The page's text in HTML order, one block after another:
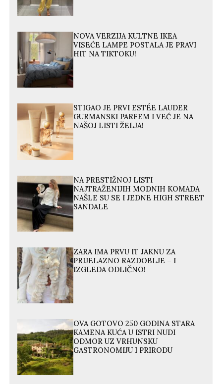
NOVA VERZIJA KULTNE IKEA
VISEĆE LAMPE POSTALA JE PRAVI
HIT NA TIKTOKU!
STIGAO JE PRVI ESTÉE LAUDER
GURMANSKI PARFEM I VEĆ JE NA
NAŠOJ LISTI ŽELJA!
NA PRESTIŽNOJ LISTI
NAJTRAŽENIJIH MODNIH KOMADA
NAŠLE SU SE I JEDNE HIGH STREET
SANDALE
ZARA IMA PRVU IT JAKNU ZA
PRIJELAZNO RAZDOBLJE – I
IZGLEDA ODLIČNO!
OVA GOTOVO 250 GODINA STARA
KAMENA KUĆA U ISTRI NUDI
ODMOR UZ VRHUNSKU
GASTRONOMIJU I PRIRODU